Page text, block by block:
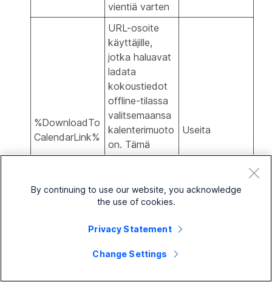
vientiä varten
%DownloadTo
CalendarLink%
URL-osoite
käyttäjille,
jotka haluavat
ladata
kokoustiedot
offline-tilassa
valitsemaansa
kalenterimuoto
on. Tämä
vaihtoehto
iCalin
käyttämiseen
kanssa.
Useita
URL-osoite tai
By continuing to use our website, you acknowledge
the use of cookies.
Privacy Statement
Change Settings